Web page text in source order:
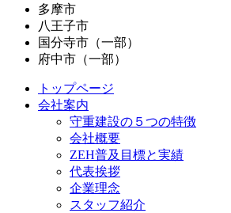
多摩市
八王子市
国分寺市（一部）
府中市（一部）
トップページ
会社案内
守重建設の５つの特徴
会社概要
ZEH普及目標と実績
代表挨拶
企業理念
スタッフ紹介